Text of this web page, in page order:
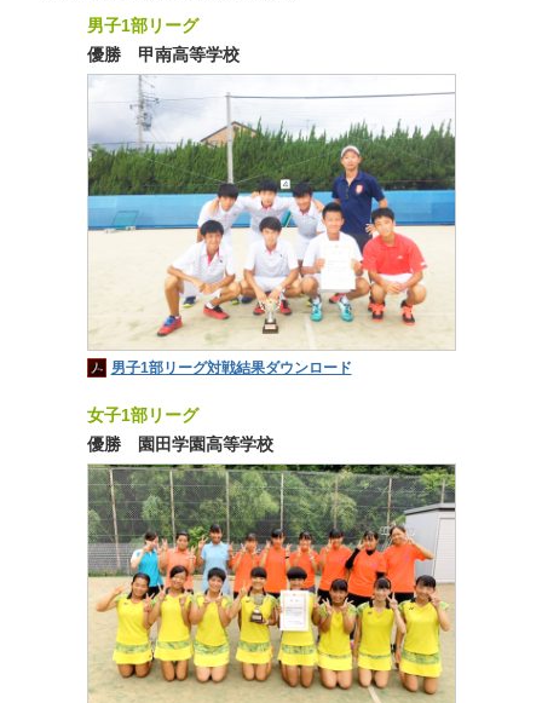
男子1部リーグ
優勝 甲南高等学校
男子1部リーグ対戦結果ダウンロード
女子1部リーグ
優勝 園田学園高等学校